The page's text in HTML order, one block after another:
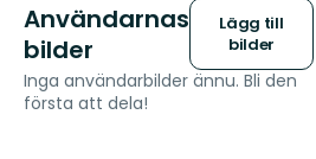
Användarnas
bilder
Lägg till
bilder
Inga användarbilder ännu. Bli den
första att dela!